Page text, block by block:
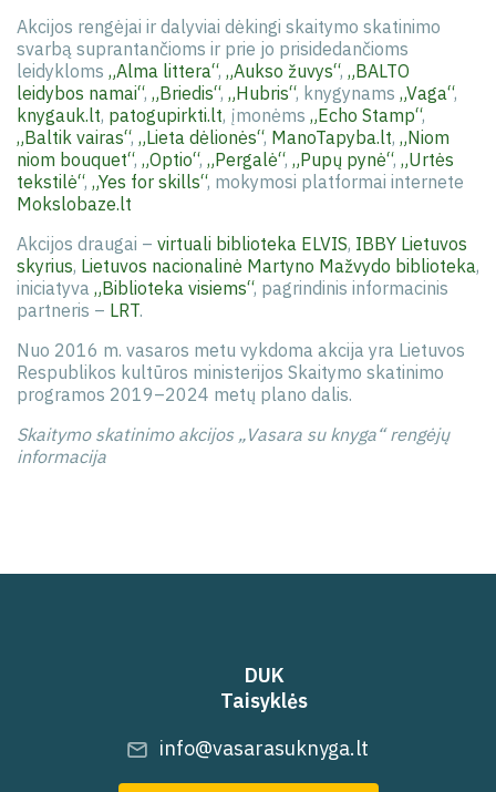
Akcijos rengėjai ir dalyviai dėkingi skaitymo skatinimo
svarbą suprantančioms ir prie jo prisidedančioms
leidykloms „Alma littera“, „Aukso žuvys“, „BALTO
leidybos namai“, „Briedis“, „Hubris“, knygynams „Vaga“,
knygauk.lt, patogupirkti.lt, įmonėms „Echo Stamp“,
„Baltik vairas“, „Lieta dėlionės“, ManoTapyba.lt, „Niom
niom bouquet“, „Optio“, „Pergalė“, „Pupų pynė“, „Urtės
tekstilė“, „Yes for skills“, mokymosi platformai internete
Mokslobaze.lt
Akcijos draugai – virtuali biblioteka ELVIS, ​​​​​​​​IBBY Lietuvos
skyrius, Lietuvos nacionalinė Martyno Mažvydo biblioteka,
iniciatyva „Biblioteka visiems“, pagrindinis informacinis
partneris – LRT.
Nuo 2016 m. vasaros metu vykdoma akcija yra Lietuvos
Respublikos kultūros ministerijos Skaitymo skatinimo
programos 2019–2024 metų plano dalis.
Skaitymo skatinimo akcijos „Vasara su knyga“ rengėjų
informacija
DUK
Taisyklės
info@vasarasuknyga.lt